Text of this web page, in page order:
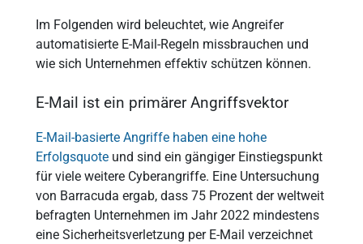
Im Folgenden wird beleuchtet, wie Angreifer
automatisierte E-Mail-Regeln missbrauchen und
wie sich Unternehmen effektiv schützen können.
E-Mail ist ein primärer Angriffsvektor
E-Mail-basierte Angriffe haben eine hohe
Erfolgsquoteund sind ein gängiger Einstiegspunkt
für viele weitere Cyberangriffe. Eine Untersuchung
von Barracuda ergab, dass 75 Prozent der weltweit
befragten Unternehmen im Jahr 2022 mindestens
eine Sicherheitsverletzung per E-Mail verzeichnet